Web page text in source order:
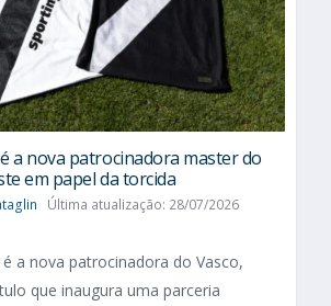
a nova patrocinadora master do
em papel da torcida
Última atualização: 28/07/2026
a nova patrocinadora do Vasco,
que inaugura uma parceria